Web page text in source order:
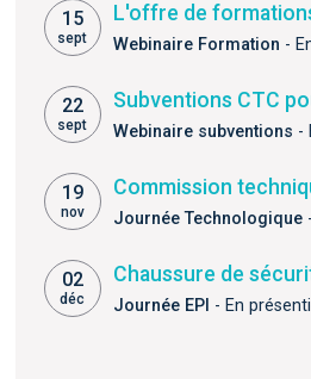
15
sept
L'offre de
Webinaire Formation -
22
sept
Subventions CTC pour
Webinaire subventions -
19
nov
Commission technique
Journée Technologique-
02
déc
Chaussure de
Journée EPI - En